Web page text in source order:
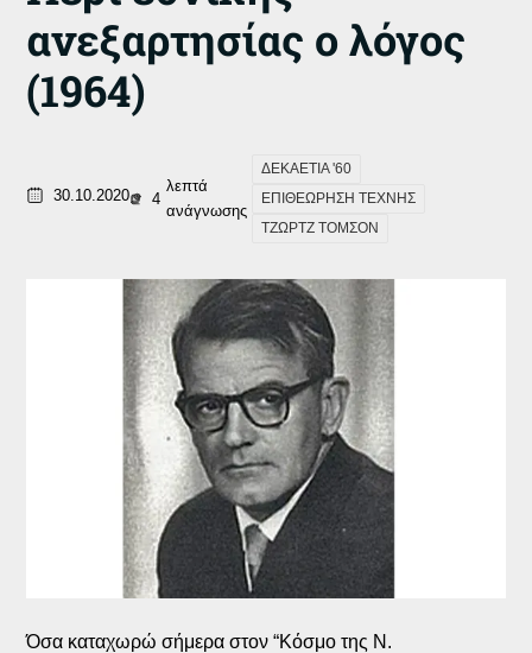
ανεξαρτησίας ο λόγος
(1964)
30.10.2020 4
λεπτά
ανάγνωσης
ΔΕΚΑΕΤΙΑ '60
ΕΠΙΘΕΩΡΗΣΗ ΤΕΧΝΗΣ
ΤΖΩΡΤΖ ΤΟΜΣΟΝ
Όσα καταχωρώ σήμερα στον “Κόσμο της Ν.